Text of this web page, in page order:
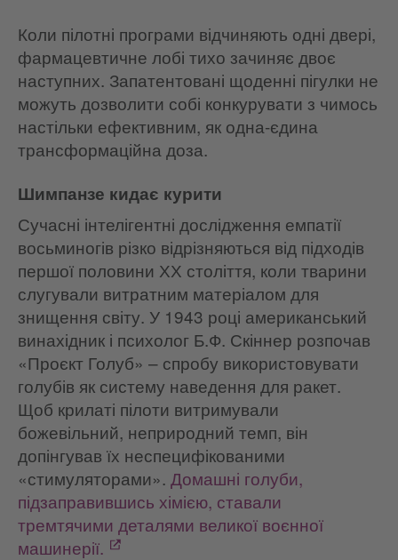
Коли пілотні програми відчиняють одні двері,
фармацевтичне лобі тихо зачиняє двоє
наступних. Запатентовані щоденні пігулки не
можуть дозволити собі конкурувати з чимось
настільки ефективним, як одна-єдина
трансформаційна доза.
Шимпанзе кидає курити
Сучасні інтелігентні дослідження емпатії
восьминогів різко відрізняються від підходів
першої половини ХХ століття, коли тварини
слугували витратним матеріалом для
знищення світу. У 1943 році американський
винахідник і психолог Б.Ф. Скіннер розпочав
«Проєкт Голуб» – спробу використовувати
голубів як систему наведення для ракет.
Щоб крилаті пілоти витримували
божевільний, неприродний темп, він
допінгував їх неспецифікованими
«стимуляторами». Домашні голуби,
підзаправившись хімією, ставали
тремтячими деталями великої воєнної
машинерії.